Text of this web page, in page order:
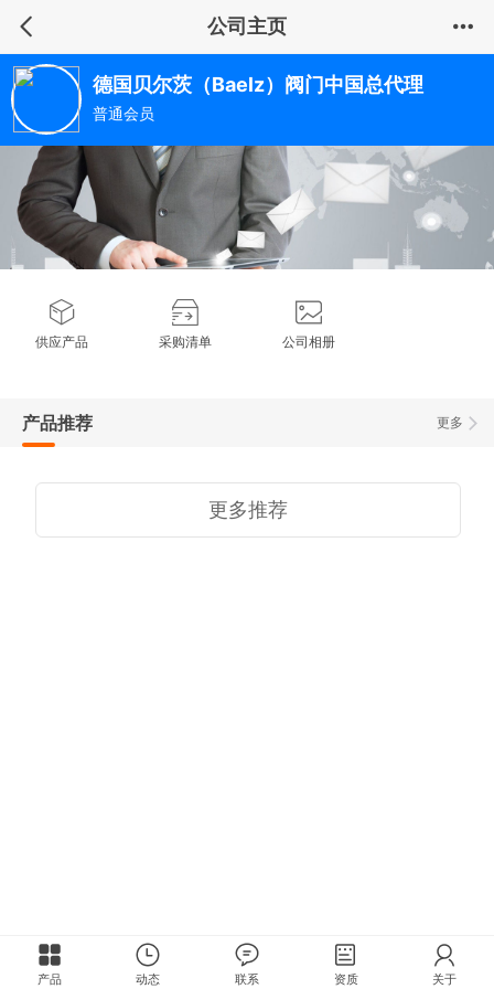
公司主页
德国贝尔茨（Baelz）阀门中国总代理
普通会员
供应产品 采购清单 公司相册
更多
产品推荐
更多推荐
产品 动态 联系 资质 关于